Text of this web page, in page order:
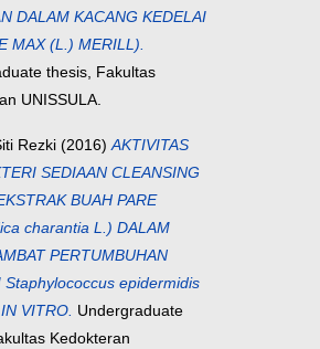
DALAM KACANG KEDELAI
MAX (L.) MERILL).
thesis, Fakultas
UNISSULA.
Rezki (2016)AKTIVITAS
SEDIAAN CLEANSING
BUAH PARE
charantia L.) DALAM
PERTUMBUHAN
Staphylococcus epidermidis
VITRO. Undergraduate
Kedokteran